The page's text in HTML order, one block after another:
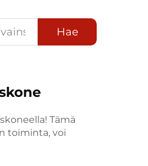
Hae
Tämä
toiminta, voi